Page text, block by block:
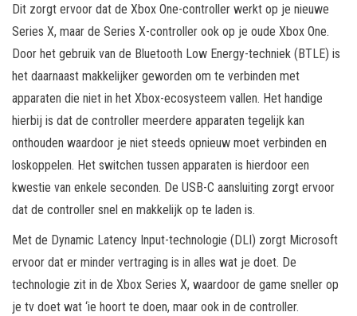
Dit zorgt ervoor dat de Xbox One-controller werkt op je nieuwe
Series X, maar de Series X-controller ook op je oude Xbox One.
Door het gebruik van de Bluetooth Low Energy-techniek (BTLE) is
het daarnaast makkelijker geworden om te verbinden met
apparaten die niet in het Xbox-ecosysteem vallen. Het handige
hierbij is dat de controller meerdere apparaten tegelijk kan
onthouden waardoor je niet steeds opnieuw moet verbinden en
loskoppelen. Het switchen tussen apparaten is hierdoor een
kwestie van enkele seconden. De USB-C aansluiting zorgt ervoor
dat de controller snel en makkelijk op te laden is.
Met de Dynamic Latency Input-technologie (DLI) zorgt Microsoft
ervoor dat er minder vertraging is in alles wat je doet. De
technologie zit in de Xbox Series X, waardoor de game sneller op
je tv doet wat ‘ie hoort te doen, maar ook in de controller.